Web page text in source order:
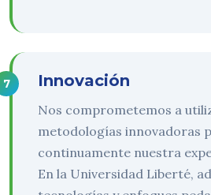
Innovación
Nos comprometemos a
metodologías innovadoras
continuamente nuestra
En la Universidad Liberté,